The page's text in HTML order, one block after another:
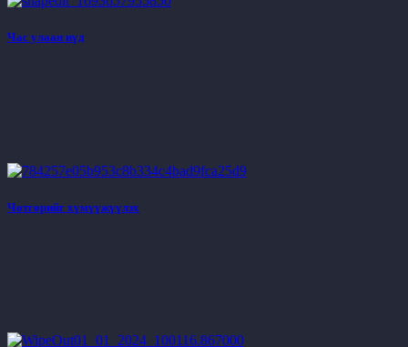
Час улаан нүд
Чөтгөрийг хүмүүжүүлэх